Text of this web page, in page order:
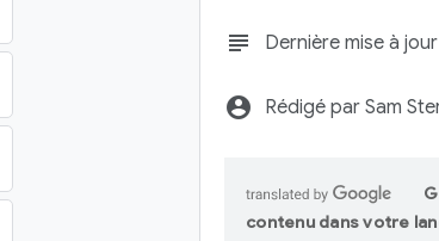
subject Dernière mise à
account_circle Rédigé par Sam
contenu dans votre